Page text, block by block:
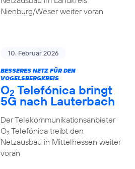
Nienburg/Weser weiter voran
10. Februar 2026
BESSERES NETZ FÜR DEN
VOGELSBERGKREIS
O2 Telefónica bringt
5G nach Lauterbach
Der Telekommunikationsanbieter
O2Telefónica treibt den
Netzausbau in Mittelhessen weiter
voran